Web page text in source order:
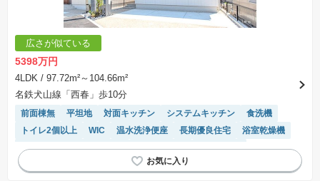
負契約が成立しない場合、土地売買契約は白紙に戻り、土地契約にかかった代金（土地代金、
手付金など）は名目のいかんに関わらず、全て返却されます。
※課税対象物件の「価格」や「費用等」は消費税込みの「総額表示」で統一しています。
※「本体価格」とは、課税対象物件においては「消費税を除いた建物価格」と「土地価格」の
合計額を指します。
表示されておりません。
※取引にかかる費用：物件の契約手続き、決済、引き渡し時にかかる費用を表示しています。
不動産会社によって表記有無が異なるため、ご自身で十分な確認をしていただくようにお願い
いたします。
場合があります。
広さが似ている
5398万円
4LDK / 97.72m²～104.66m²
名鉄犬山線「西春」歩10分
前面棟無 平坦地 対面キッチン システムキッチン
食洗機
トイレ2個以上
WIC 温水洗浄便座 長期優良住宅
浴室乾燥機
モニター付きインターホン
閑静な住宅地 陽当り良好